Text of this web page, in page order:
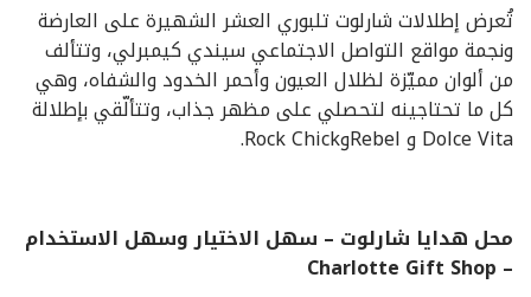
تُعرض إطلالات شارلوت تلبوري العشر الشهيرة على العارضة
ونجمة مواقع التواصل الاجتماعي سيندي كيمبرلي، وتتألف
من ألوان مميّزة لظلال العيون وأحمر الخدود والشفاه، وهي
كل ما تحتاجينه لتحصلي على مظهر جذاب، وتتألّقي بإطلالة
Dolce Vita و RebelوRock Chick.
محل هدايا شارلوت – سهل الاختيار وسهل الاستخدام
– Charlotte Gift Shop